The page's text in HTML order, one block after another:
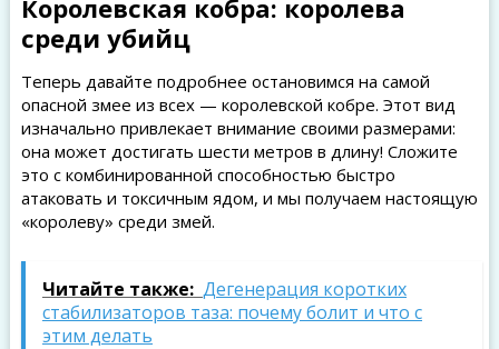
Королевская кобра: королева
среди убийц
Теперь давайте подробнее остановимся на самой
опасной змее из всех — королевской кобре. Этот вид
изначально привлекает внимание своими размерами:
она может достигать шести метров в длину! Сложите
это с комбинированной способностью быстро
атаковать и токсичным ядом, и мы получаем настоящую
«королеву» среди змей.
Читайте также: Дегенерация коротких
стабилизаторов таза: почему болит и что с
этим делать